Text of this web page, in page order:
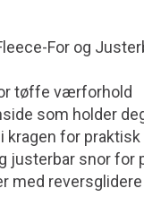
For og
tøffe værforhold
som holder
kragen for praktisk
justerbar snor for
med